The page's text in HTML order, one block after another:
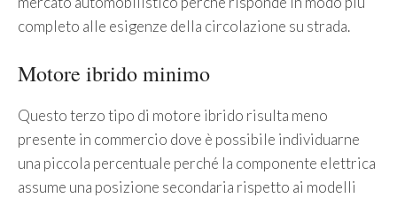
completo alle esigenze della circolazione su strada.
Motore ibrido minimo
Questo terzo tipo di motore ibrido risulta meno
presente in commercio dove è possibile individuarne
una piccola percentuale perché la componente elettrica
assume una posizione secondaria rispetto ai modelli